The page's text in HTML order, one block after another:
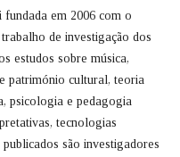
em 2006 com o
de investigação dos
estudos sobre música,
património cultural, teoria
psicologia e pedagogia
tecnologias
são investigadores